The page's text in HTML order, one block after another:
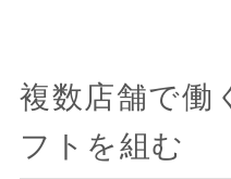
複数店舗で働
フトを組む